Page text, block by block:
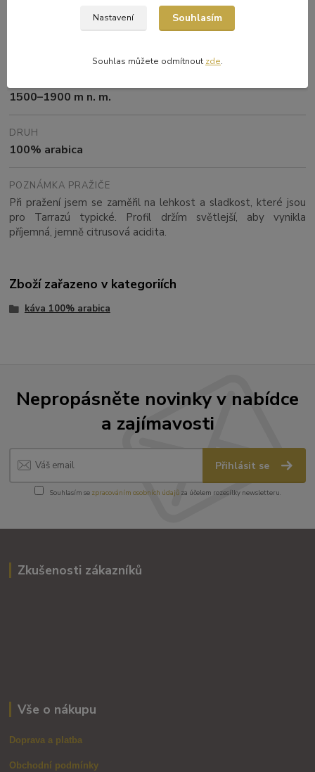
1500–1900 m n. m.
DRUH
100% arabica
POZNÁMKA PRAŽIČE
Při pražení jsem se zaměřil na lehkost a sladkost, které jsou
pro Tarrazú typické. Profil držím světlejší, aby vynikla
příjemná, jemně citrusová acidita.
Zboží zařazeno v kategoriích
káva 100% arabica
Nepropásněte novinky v nabídce
a zajímavosti
Přihlásit se
Souhlasím se zpracováním osobních údajůza účelem rozesílky newsletteru.
Zkušenosti zákazníků
Vše o nákupu
Doprava a platba
Obchodní podmínky
Nastavení Souhlasím
Souhlas můžete odmítnout zde.